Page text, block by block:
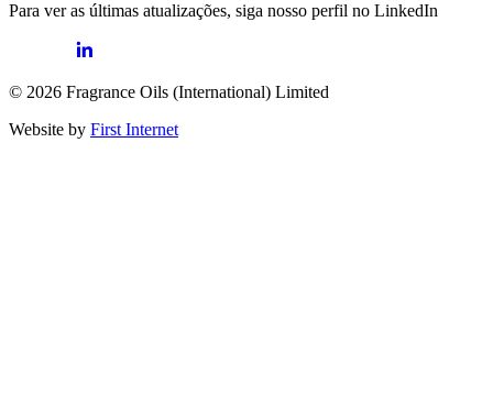
Para ver as últimas atualizações, siga nosso perfil no LinkedIn
© 2026 Fragrance Oils (International) Limited
Website by First Internet